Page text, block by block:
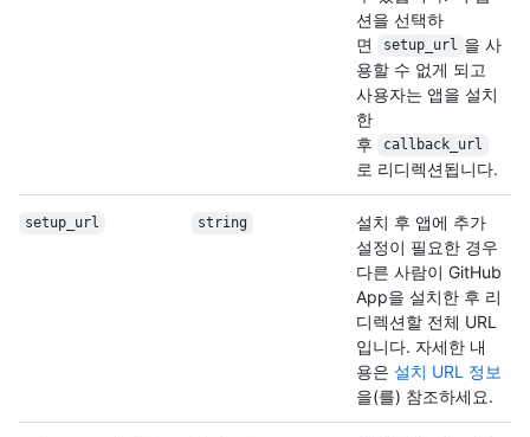
션을 선택하
면
setup_url 을 사
용할 수 없게 되고
사용자는 앱을 설치
한
후
callback_url
로 리디렉션됩니다.
setup_url string
설치 후 앱에 추가
설정이 필요한 경우
다른 사람이 GitHub
App을 설치한 후 리
디렉션할 전체 URL
입니다. 자세한 내
용은 설치 URL 정보
을(를) 참조하세요.